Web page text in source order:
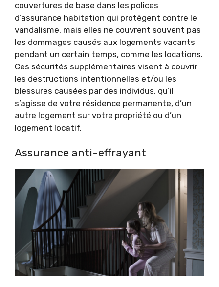
couvertures de base dans les polices
d’assurance habitation qui protègent contre le
vandalisme, mais elles ne couvrent souvent pas
les dommages causés aux logements vacants
pendant un certain temps, comme les locations.
Ces sécurités supplémentaires visent à couvrir
les destructions intentionnelles et/ou les
blessures causées par des individus, qu’il
s’agisse de votre résidence permanente, d’un
autre logement sur votre propriété ou d’un
logement locatif.
Assurance anti-effrayant